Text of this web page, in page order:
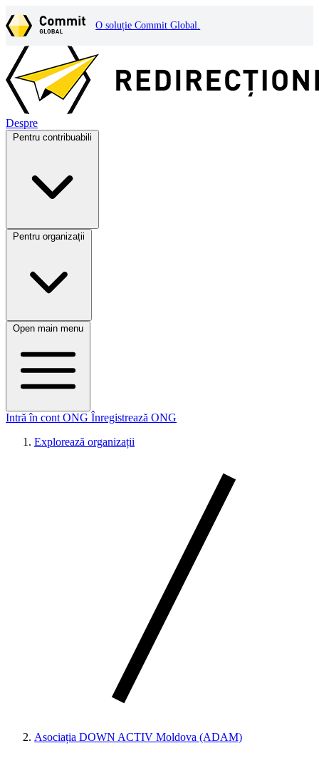
O soluție Commit Global.
Despre
Pentru contribuabili
Pentru organizații
Open main menu
Intră în cont ONG Înregistrează ONG
Explorează organizații
Asociația DOWN ACTIV Moldova (ADAM)